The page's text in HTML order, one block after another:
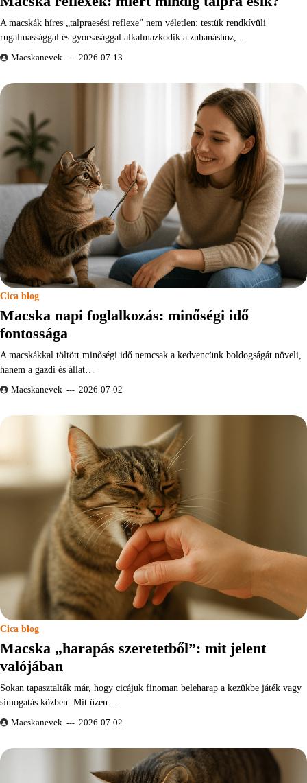
A macskák híres „talpraesési reflexe” nem véletlen: testük rendkívüli
rugalmassággal és gyorsasággal alkalmazkodik a zuhanáshoz,…
Macskanevek 2026-07-13
Cica blog
Macska napi foglalkozás: minőségi idő
fontossága
A macskákkal töltött minőségi idő nemcsak a kedvencünk boldogságát növeli,
hanem a gazdi és állat…
Macskanevek 2026-07-02
Cica blog
Macska „harapás szeretetből”: mit jelent
valójában
Sokan tapasztalták már, hogy cicájuk finoman beleharap a kezükbe játék vagy
simogatás közben. Mit üzen…
Macskanevek 2026-07-02